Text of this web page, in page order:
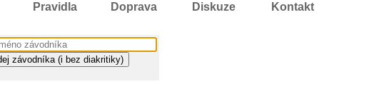
Pravidla Doprava Diskuze Kontakt